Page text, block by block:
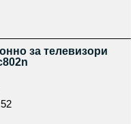
за телевизори